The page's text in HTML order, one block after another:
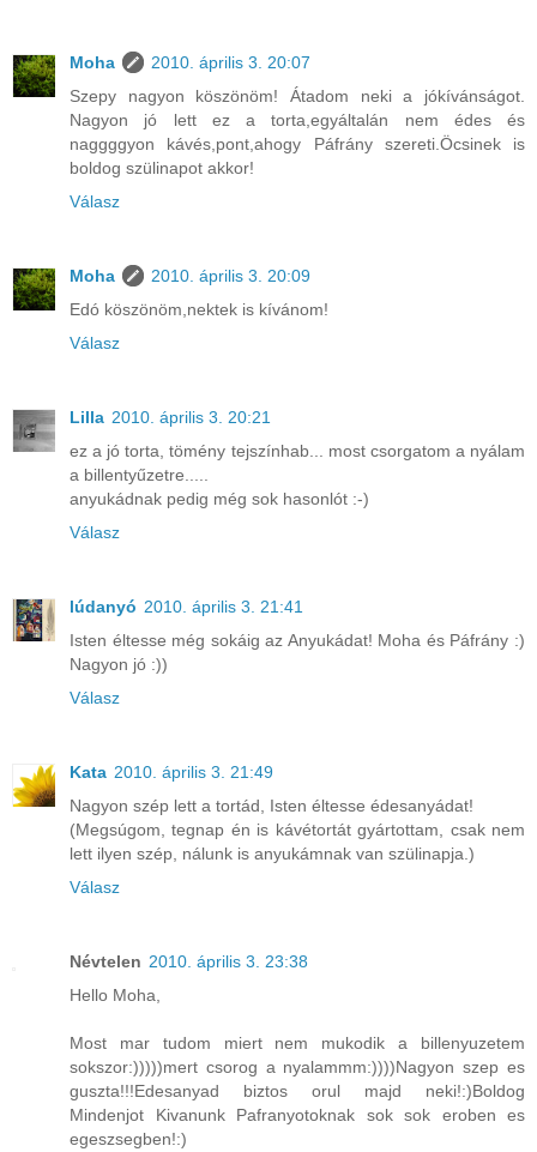
Moha
2010. április 3. 20:07
Szepy nagyon köszönöm! Átadom neki a jókívánságot.
Nagyon jó lett ez a torta,egyáltalán nem édes és
naggggyon kávés,pont,ahogy Páfrány szereti.Öcsinek is
boldog szülinapot akkor!
Válasz
Moha
2010. április 3. 20:09
Edó köszönöm,nektek is kívánom!
Válasz
Lilla 2010. április 3. 20:21
ez a jó torta, tömény tejszínhab... most csorgatom a nyálam
a billentyűzetre.....
anyukádnak pedig még sok hasonlót :-)
Válasz
lúdanyó 2010. április 3. 21:41
Isten éltesse még sokáig az Anyukádat! Moha és Páfrány :)
Nagyon jó :))
Válasz
Kata 2010. április 3. 21:49
Nagyon szép lett a tortád, Isten éltesse édesanyádat!
(Megsúgom, tegnap én is kávétortát gyártottam, csak nem
lett ilyen szép, nálunk is anyukámnak van szülinapja.)
Válasz
Névtelen 2010. április 3. 23:38
Hello Moha,
Most mar tudom miert nem mukodik a billenyuzetem
sokszor:)))))mert csorog a nyalammm:))))Nagyon szep es
guszta!!!Edesanyad biztos orul majd neki!:)Boldog
Mindenjot Kivanunk Pafranyotoknak sok sok eroben es
egeszsegben!:)